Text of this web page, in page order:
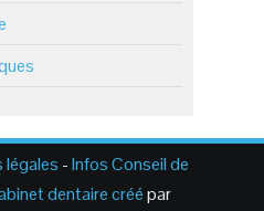
légales -Infos Conseil de
dentaire créépar